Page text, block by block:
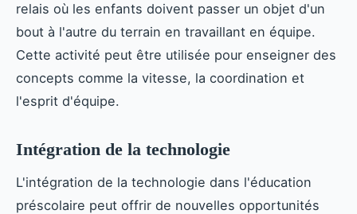
relais où les enfants doivent passer un objet d'un
bout à l'autre du terrain en travaillant en équipe.
Cette activité peut être utilisée pour enseigner des
concepts comme la vitesse, la coordination et
l'esprit d'équipe.
Intégration de la technologie
L'intégration de la technologie dans l'éducation
préscolaire peut offrir de nouvelles opportunités